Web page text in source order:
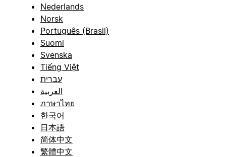
Nederlands
Norsk
Português (Brasil)
Suomi
Svenska
Tiếng Việt
עברית
العربية
ภาษาไทย
한국어
日本語
简体中文
繁體中文